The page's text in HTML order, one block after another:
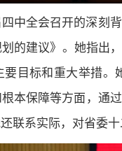
中全会召开的深刻
的建议》。她指出
目标和重大举措
本保障等方面，通
联系实际，对省委